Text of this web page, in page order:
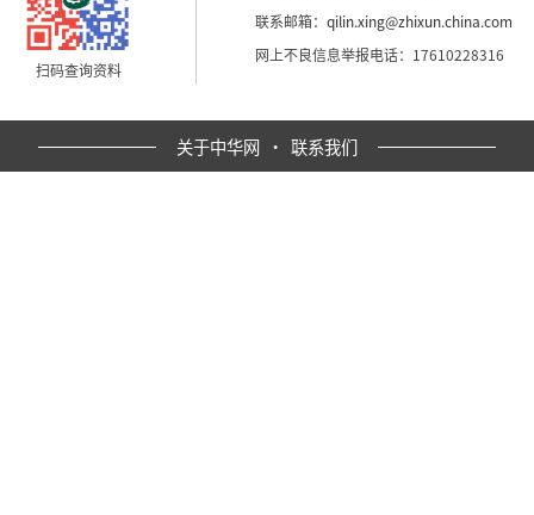
扫码查询资料
联系邮箱：qilin.xing@zhixun.china.com
网上不良信息举报电话：17610228316
关于中华网 · 联系我们